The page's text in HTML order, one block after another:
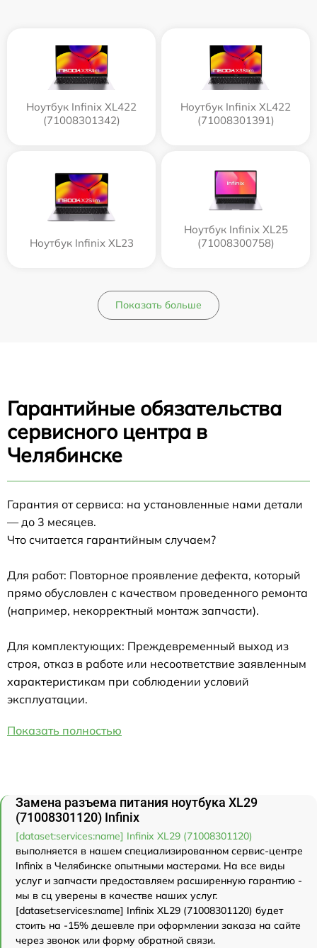
Ноутбук Infinix XL422
(71008301342)
Ноутбук Infinix XL422
(71008301391)
Ноутбук Infinix XL23
Ноутбук Infinix XL25
(71008300758)
Показать больше
Гарантийные обязательства
сервисного центра в
Челябинске
Гарантия от сервиса: на установленные нами детали
— до 3 месяцев.
Что считается гарантийным случаем?
Для работ: Повторное проявление дефекта, который
прямо обусловлен с качеством проведенного ремонта
(например, некорректный монтаж запчасти).
Для комплектующих: Преждевременный выход из
строя, отказ в работе или несоответствие заявленным
характеристикам при соблюдении условий
эксплуатации.
Показать полностью
Замена разъема питания ноутбука XL29
(71008301120) Infinix
[dataset:services:name] Infinix XL29 (71008301120)
выполняется в нашем специализированном сервис-центре
Infinix в Челябинске опытными мастерами. На все виды
услуг и запчасти предоставляем расширенную гарантию -
мы в сц уверены в качестве наших услуг.
[dataset:services:name] Infinix XL29 (71008301120) будет
стоить на -15% дешевле при оформлении заказа на сайте
через звонок или форму обратной связи.